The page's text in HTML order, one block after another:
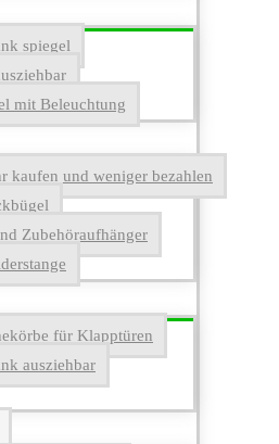
spiegel
mit Beleuchtung
kaufen und weniger bezahlen
Zubehöraufhänger
für Klapptüren
ausziehbar